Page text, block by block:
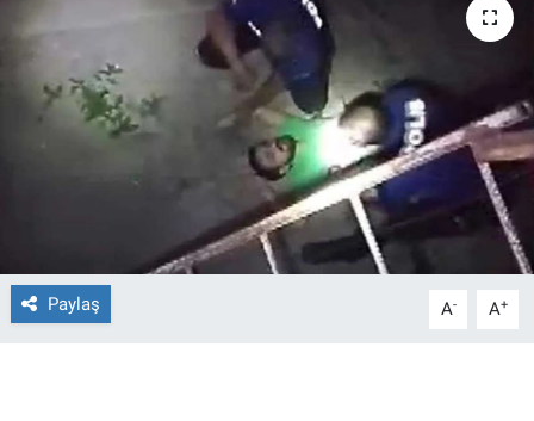
Paylaş A- A+
Forum
Gün Bitiyor